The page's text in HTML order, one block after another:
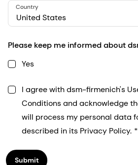
548 Market St Pmb 90375, San Francisco,
United States
Country
Please keep me informed about
Yes
I agree with dsm-firmenich's
Conditions and acknowledge
will process my personal data
described in its Privacy Policy.
Submit